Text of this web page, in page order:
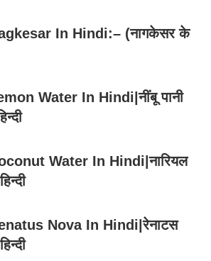
In Hindi:– (नागकेसर के
Water In Hindi|नींबू पानी
Water In Hindi|नारियल
Nova In Hindi|रेनाटस